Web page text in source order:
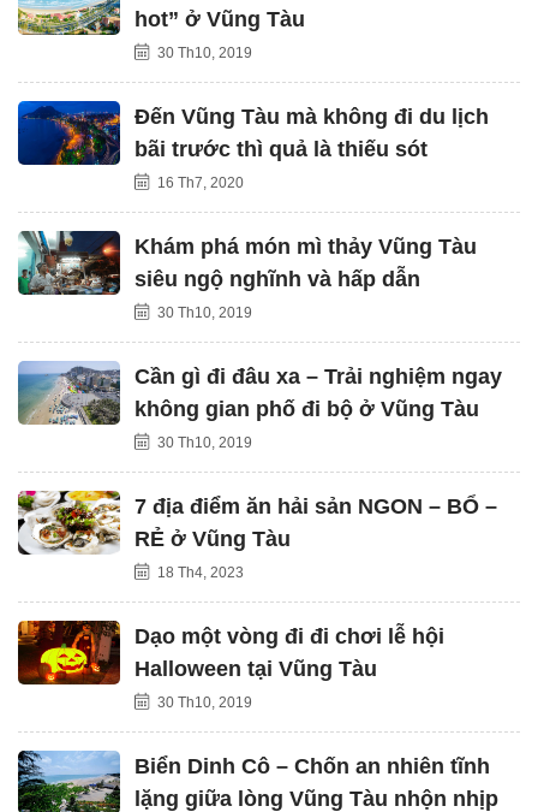
hot” ở Vũng Tàu
30 Th10, 2019
Đến Vũng Tàu mà không đi du lịch
bãi trước thì quả là thiếu sót
16 Th7, 2020
Khám phá món mì thảy Vũng Tàu
siêu ngộ nghĩnh và hấp dẫn
30 Th10, 2019
Cần gì đi đâu xa – Trải nghiệm ngay
không gian phố đi bộ ở Vũng Tàu
30 Th10, 2019
7 địa điểm ăn hải sản NGON – BỔ –
RẺ ở Vũng Tàu
18 Th4, 2023
Dạo một vòng đi đi chơi lễ hội
Halloween tại Vũng Tàu
30 Th10, 2019
Biển Dinh Cô – Chốn an nhiên tĩnh
lặng giữa lòng Vũng Tàu nhộn nhịp